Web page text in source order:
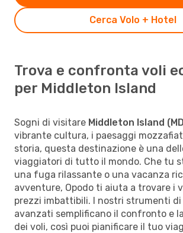
Cerca Volo + Hotel
Trova e confronta voli
per Middleton Island
Sogni di visitare Middleton Island
vibrante cultura, i paesaggi
storia, questa destinazione è una
viaggiatori di tutto il mondo. Che tu
una fuga rilassante o una vacanza
avventure, Opodo ti aiuta a trovare i
prezzi imbattibili. I nostri strumenti di
avanzati semplificano il confronto e
dei voli, così puoi pianificare il tuo